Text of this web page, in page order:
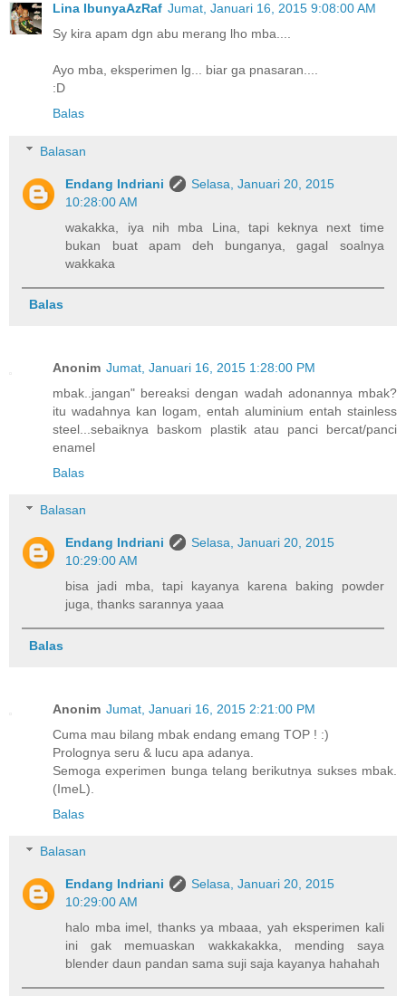
Lina IbunyaAzRaf Jumat, Januari 16, 2015 9:08:00 AM
Sy kira apam dgn abu merang lho mba....
Ayo mba, eksperimen lg... biar ga pnasaran....
:D
Balas
Balasan
Endang Indriani
Selasa, Januari 20, 2015
10:28:00 AM
wakakka, iya nih mba Lina, tapi keknya next time
bukan buat apam deh bunganya, gagal soalnya
wakkaka
Balas
Anonim Jumat, Januari 16, 2015 1:28:00 PM
mbak..jangan" bereaksi dengan wadah adonannya mbak?
itu wadahnya kan logam, entah aluminium entah stainless
steel...sebaiknya baskom plastik atau panci bercat/panci
enamel
Balas
Balasan
Endang Indriani
Selasa, Januari 20, 2015
10:29:00 AM
bisa jadi mba, tapi kayanya karena baking powder
juga, thanks sarannya yaaa
Balas
Anonim Jumat, Januari 16, 2015 2:21:00 PM
Cuma mau bilang mbak endang emang TOP ! :)
Prolognya seru & lucu apa adanya.
Semoga experimen bunga telang berikutnya sukses mbak.
(ImeL).
Balas
Balasan
Endang Indriani
Selasa, Januari 20, 2015
10:29:00 AM
halo mba imel, thanks ya mbaaa, yah eksperimen kali
ini gak memuaskan wakkakakka, mending saya
blender daun pandan sama suji saja kayanya hahahah